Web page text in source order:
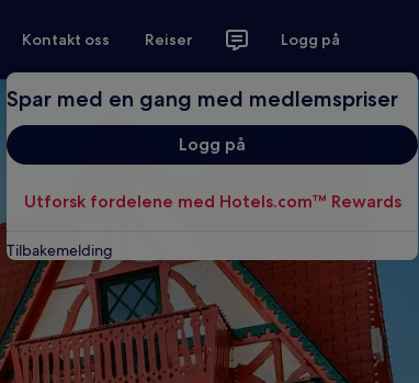
Kontakt oss Reiser Logg på
Spar med en gang med medlemspriser
Logg på
Utforsk fordelene med Hotels.com™ Rewards
Tilbakemelding